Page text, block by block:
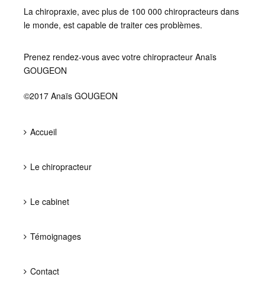
La chiropraxie, avec plus de 100 000 chiropracteurs dans
le monde, est capable de traiter ces problèmes.
Prenez rendez-vous avec votre chiropracteur Anaïs
GOUGEON
©2017 Anaïs GOUGEON
Accueil
Le chiropracteur
Le cabinet
Témoignages
Contact